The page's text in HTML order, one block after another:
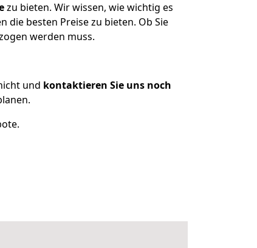
zu bieten. Wir wissen, wie wichtig es
die besten Preise zu bieten. Ob Sie
werden muss.
und kontaktieren Sie uns noch